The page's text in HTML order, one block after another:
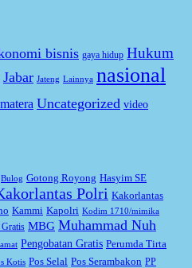
bisnis gaya hidup Hukum
Jabar Jateng Lainnya nasional
Uncategorized video
Bulog Gotong Royong Hasyim SE
Polri Kakorlantas
Kammi Kapolri Kodim 1710/mimika
MBG Muhammad Nuh
Pengobatan Gratis Perumda Tirta
Kotis Pos Selal Pos Serambakon PP